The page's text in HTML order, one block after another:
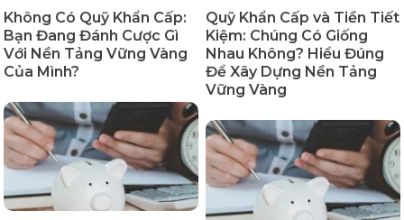
Không Có Quỹ Khẩn Cấp:
Bạn Đang Đánh Cược Gì
Với Nền Tảng Vững Vàng
Của Mình?
Quỹ Khẩn Cấp và Tiền Tiết
Kiệm: Chúng Có Giống
Nhau Không? Hiểu Đúng
Để Xây Dựng Nền Tảng
Vững Vàng